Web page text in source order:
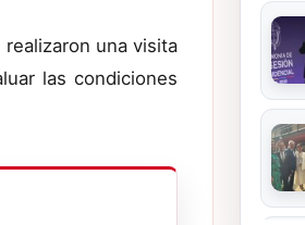
una visita
las condiciones